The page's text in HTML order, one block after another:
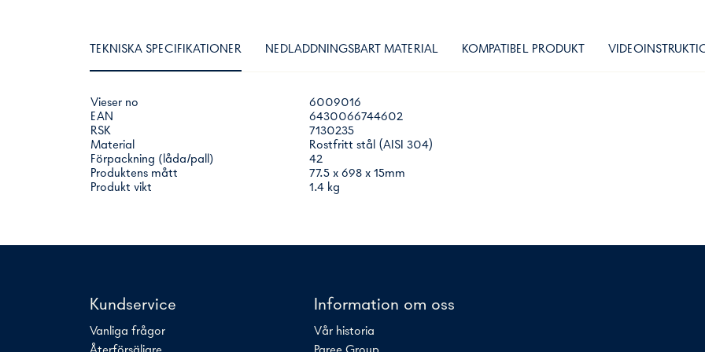
TEKNISKA SPECIFIKATIONER NEDLADDNINGSBART MATERIAL KOMPATIBEL PRODUKT
Vieser no
6009016
EAN
6430066744602
RSK
7130235
Material
Rostfritt stål (AISI 304)
Förpackning (låda/pall)
42
Produktens mått
77.5 x 698 x 15mm
Produkt vikt
1.4 kg
Kundservice
Vanliga frågor
Information om oss
Vår historia